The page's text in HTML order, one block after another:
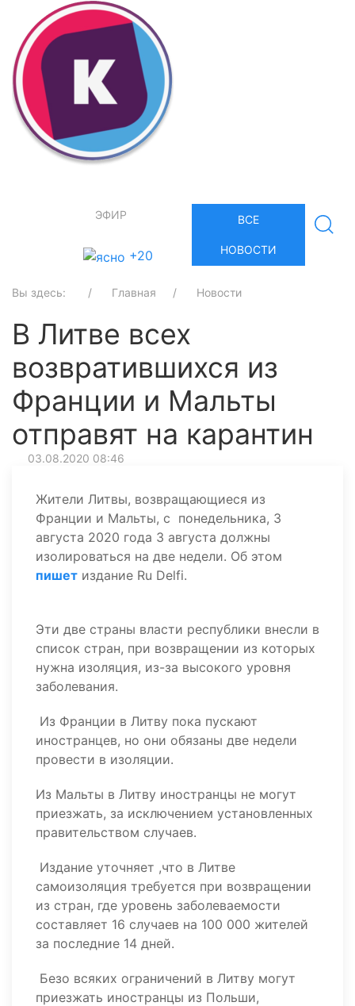
ЭФИР
+20
ВСЕ
НОВОСТИ
Вы здесь: Главная Новости
В Литве всех
возвратившихся из
Франции и Мальты
отправят на карантин
03.08.2020 08:46
Жители Литвы, возвращающиеся из
Франции и Мальты, с понедельника, 3
августа 2020 года 3 августа должны
изолироваться на две недели. Об этом
пишет издание Ru Delfi.
Эти две страны власти республики внесли в
список стран, при возвращении из которых
нужна изоляция, из-за высокого уровня
заболевания.
Из Франции в Литву пока пускают
иностранцев, но они обязаны две недели
провести в изоляции.
Из Мальты в Литву иностранцы не могут
приезжать, за исключением установленных
правительством случаев.
Издание уточняет ,что в Литве
самоизоляция требуется при возвращении
из стран, где уровень заболеваемости
составляет 16 случаев на 100 000 жителей
за последние 14 дней.
Безо всяких ограничений в Литву могут
приезжать иностранцы из Польши,